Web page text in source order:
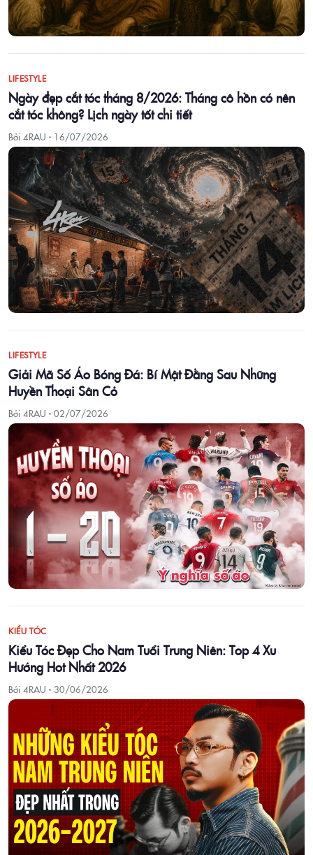
LIFESTYLE
Ngày đẹp cắt tóc tháng 8/2026: Tháng cô hồn có nên
cắt tóc không? Lịch ngày tốt chi tiết
Bởi 4RAU · 16/07/2026
LIFESTYLE
Giải Mã Số Áo Bóng Đá: Bí Mật Đằng Sau Những
Huyền Thoại Sân Cỏ
Bởi 4RAU · 02/07/2026
KIỂU TÓC
Kiểu Tóc Đẹp Cho Nam Tuổi Trung Niên: Top 4 Xu
Hướng Hot Nhất 2026
Bởi 4RAU · 30/06/2026